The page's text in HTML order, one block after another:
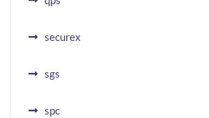
securex
sgs
spc